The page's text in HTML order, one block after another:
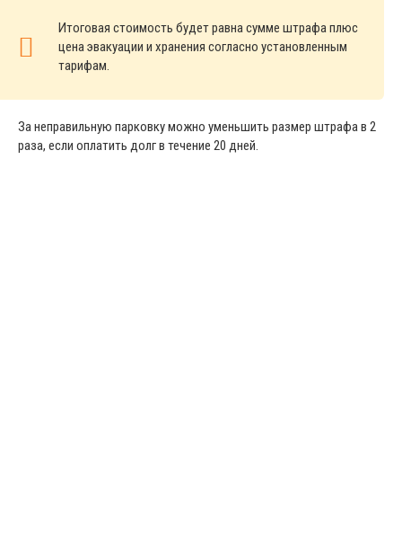
Итоговая стоимость будет равна сумме штрафа плюс
цена эвакуации и хранения согласно установленным
тарифам.
За неправильную парковку можно уменьшить размер штрафа в 2
раза, если оплатить долг в течение 20 дней.